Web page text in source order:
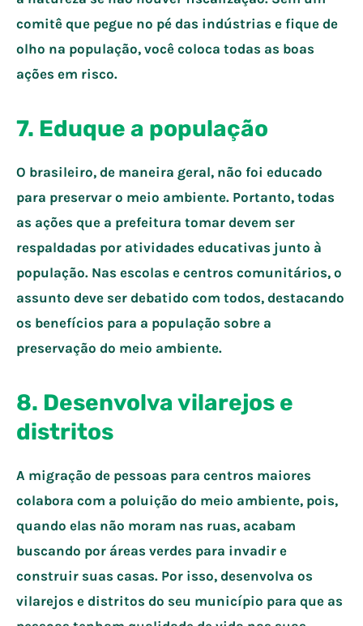
comitê que pegue no pé das indústrias e fique de
olho na população, você coloca todas as boas
ações em risco.
7. Eduque a população
O brasileiro, de maneira geral, não foi educado
para preservar o meio ambiente. Portanto, todas
as ações que a prefeitura tomar devem ser
respaldadas por atividades educativas junto à
população. Nas escolas e centros comunitários, o
assunto deve ser debatido com todos, destacando
os benefícios para a população sobre a
preservação do meio ambiente.
8. Desenvolva vilarejos e
distritos
A migração de pessoas para centros maiores
colabora com a poluição do meio ambiente, pois,
quando elas não moram nas ruas, acabam
buscando por áreas verdes para invadir e
construir suas casas. Por isso, desenvolva os
vilarejos e distritos do seu município para que as